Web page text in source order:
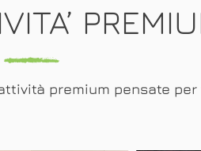
premium pensate